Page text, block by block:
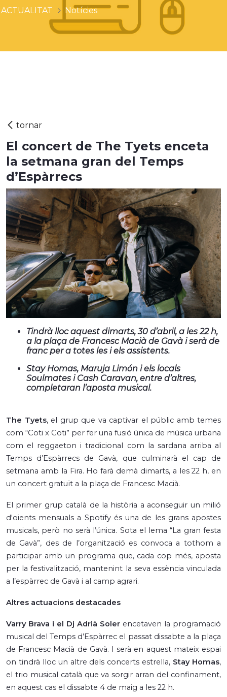
ACTUALITAT Notícies
El concert de The Tyets enceta
la setmana gran del Temps
d’Espàrrecs
Tindrà lloc aquest dimarts, 30 d’abril, a les 22 h,
a la plaça de Francesc Macià de Gavà i serà de
franc per a totes les i els assistents.
Stay Homas, Maruja Limón i els locals
Soulmates i Cash Caravan, entre d’altres,
completaran l’aposta musical.
The Tyets, el grup que va captivar el públic amb temes
com “Coti x Coti” per fer una fusió única de música urbana
com el reggaeton i tradicional com la sardana arriba al
Temps d’Espàrrecs de Gavà, que culminarà el cap de
setmana amb la Fira. Ho farà demà dimarts, a les 22 h, en
un concert gratuït a la plaça de Francesc Macià.
El primer grup català de la història a aconseguir un milió
d'oients mensuals a Spotify és una de les grans apostes
musicals, però no serà l’única. Sota el lema “La gran festa
de Gavà”, des de l’organització es convoca a tothom a
participar amb un programa que, cada cop més, aposta
per la festivalització, mantenint la seva essència vinculada
a l’espàrrec de Gavà i al camp agrari.
Altres actuacions destacades
Varry Brava i el Dj Adrià Soler encetaven la programació
musical del Temps d’Espàrrec el passat dissabte a la plaça
de Francesc Macià de Gavà. I serà en aquest mateix espai
on tindrà lloc un altre dels concerts estrella, Stay Homas,
el trio musical català que va sorgir arran del confinament,
en aquest cas el dissabte 4 de maig a les 22 h.